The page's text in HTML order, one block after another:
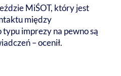
MiŚOT, który jest
między
imprezy na pewno są
– ocenił.